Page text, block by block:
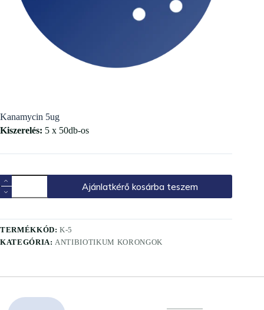
Kanamycin 5ug
Kiszerelés: 5 x 50db-os
Ajánlatkérő kosárba teszem
TERMÉKKÓD:K-5
KATEGÓRIA:ANTIBIOTIKUM KORONGOK